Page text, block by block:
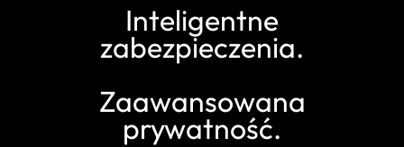
Inteligentne
zabezpieczenia.
Zaawansowana
prywatność.